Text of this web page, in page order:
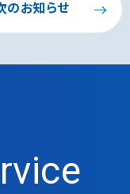
のお知らせ